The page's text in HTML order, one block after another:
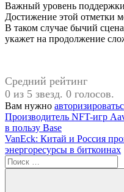
Важный уровень
Достижение этой отметки
В таком случае бычий
укажет на продолжение
Средний рейтинг
0 из 5 звезд. 0 голосов.
Вам нужно
Навигация
по
записям
Предыдущая
запись:
Производитель NFT-игр
в пользу Base
Следующая
запись:
VanEck: Китай и Россия
энергоресурсы в биткоинах
Поиск
для: